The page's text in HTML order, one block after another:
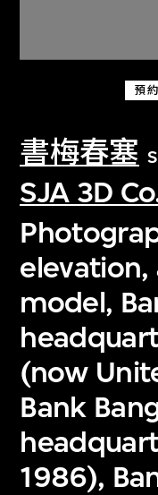
預
書梅春塞
SJA 3D
model,
(now
Bank
1986),
關於M+藏品
探索世界頂級
文化藏品。